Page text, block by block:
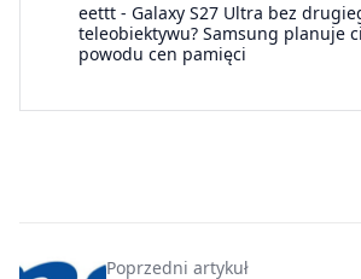
eettt - Galaxy S27 Ultra bez
teleobiektywu? Samsung planuje
powodu cen pamięci
Poprzedni artykuł